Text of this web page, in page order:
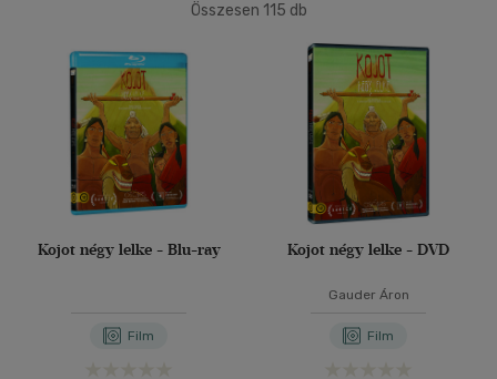
Ifjúsági(52)
6 -10 év(29)
10 - 14 év(5)
14 - 18 év(2)
mind(16)
Felnőtt(17)
Nyelv szerint
Összesen 115 db
Kojot négy lelke - Blu-ray
Film
Kojot négy lelke - DVD
Gauder Áron
Film